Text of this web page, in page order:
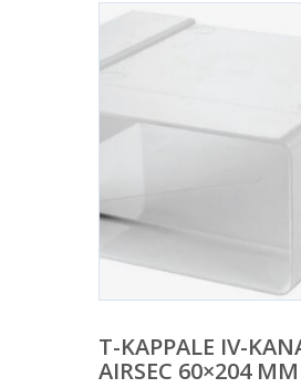
T-KAPPALE IV-
AIRSEC 60×204 MM